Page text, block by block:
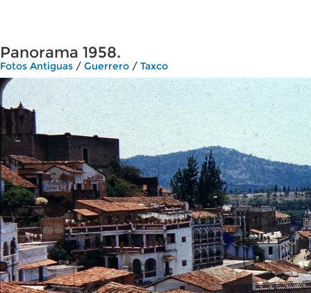
Panorama 1958.
Fotos Antiguas / Guerrero / Taxco